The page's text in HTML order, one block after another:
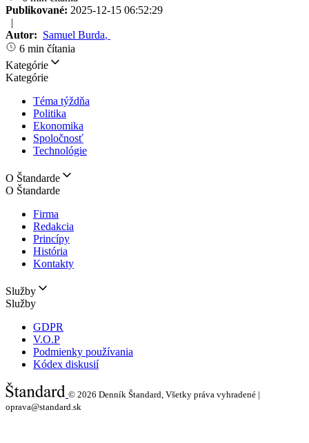
Publikované: 2025-12-15 06:52:29
|
Autor: Samuel Burda,
6 min čítania
Kategórie
Kategórie
Téma týždňa
Politika
Ekonomika
Spoločnosť
Technológie
O Štandarde
O Štandarde
Firma
Redakcia
Princípy
História
Kontakty
Služby
Služby
GDPR
V.O.P
Podmienky používania
Kódex diskusií
© 2026 Denník Štandard, Všetky práva vyhradené |
oprava@standard.sk